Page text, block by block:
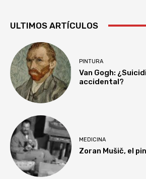
ULTIMOS ARTÍCULOS
PINTURA
Van Gogh:
accidental?
MEDICINA
Zoran Mušič, el